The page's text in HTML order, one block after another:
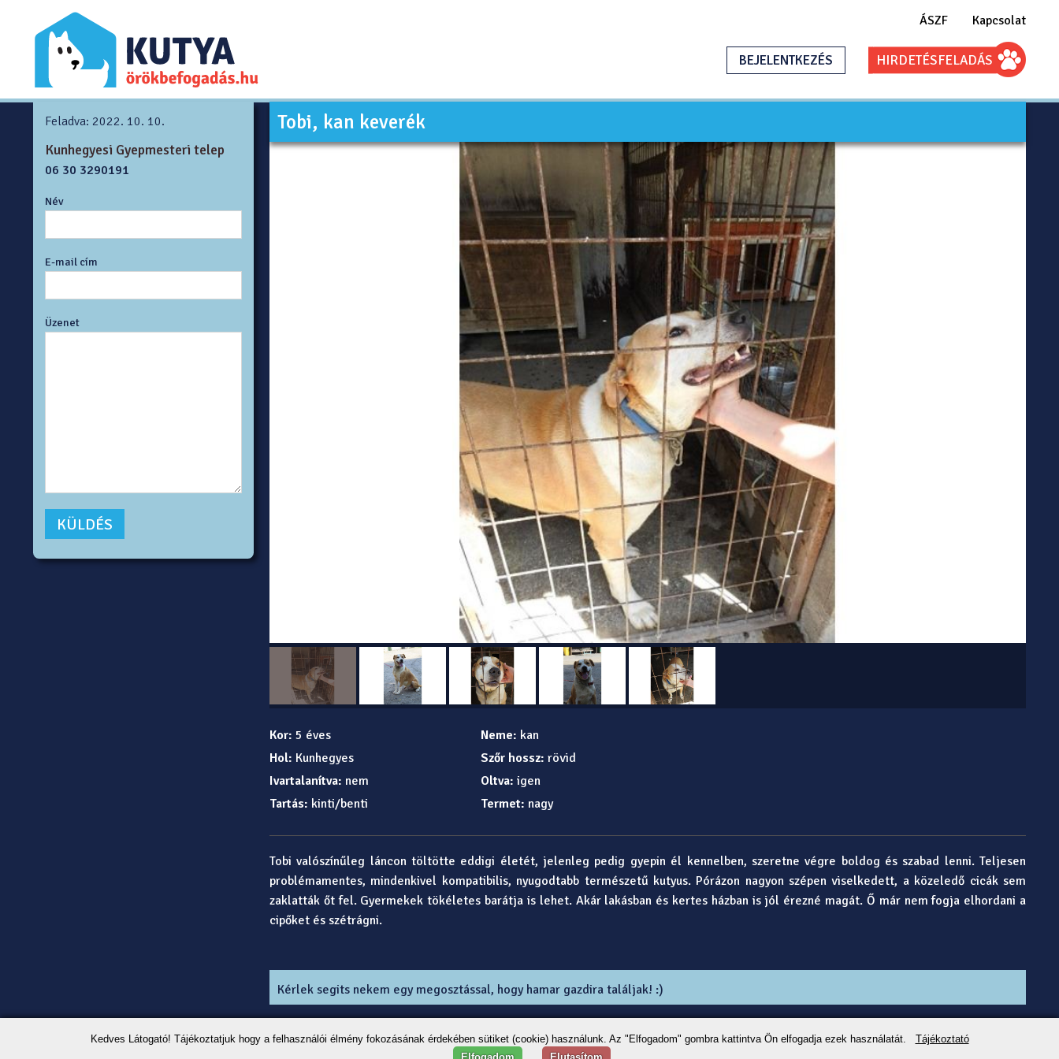
ÁSZF Kapcsolat
BEJELENTKEZÉS HIRDETÉSFELADÁS
Tobi, kan keverék
Kor: 5 éves Neme: kan
Hol: Kunhegyes Szőr hossz: rövid
Ivartalanítva: nem Oltva: igen
Tartás: kinti/benti Termet: nagy
Tobi valószínűleg láncon töltötte eddigi életét, jelenleg pedig gyepin él kennelben, szeretne végre boldog és szabad lenni. Teljesen
problémamentes, mindenkivel kompatibilis, nyugodtabb természetű kutyus. Pórázon nagyon szépen viselkedett, a közeledő cicák sem
zaklatták őt fel. Gyermekek tökéletes barátja is lehet. Akár lakásban és kertes házban is jól érezné magát. Ő már nem fogja elhordani a
cipőket és szétrágni.
Kérlek segits nekem egy megosztással, hogy hamar gazdira találjak! :)
Feladva: 2022. 10. 10.
Kunhegyesi Gyepmesteri telep
06 30 3290191
Név
E-mail cím
Üzenet
Kedves Látogató! Tájékoztatjuk hogy a felhasználói élmény fokozásának érdekében sütiket (cookie) használunk. Az "Elfogadom" gombra kattintva Ön elfogadja ezek használatát. Tájékoztató